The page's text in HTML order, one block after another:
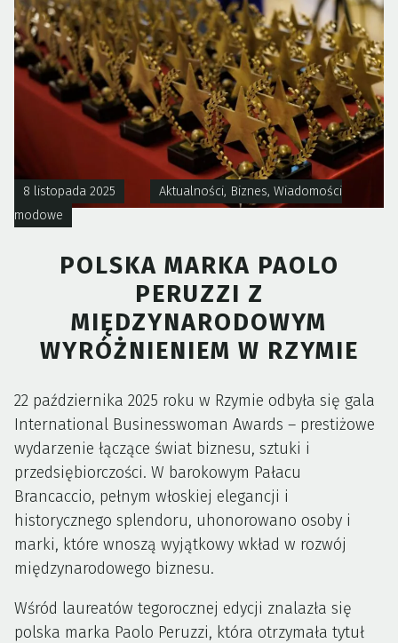
W
RZECZY,
KTÓRE
POSŁUŻĄ
NAM
PRZEZ
DEKADĘ?”
8 listopada 2025 Aktualności, Biznes, Wiadomości
modowe
POLSKA MARKA PAOLO
PERUZZI Z
MIĘDZYNARODOWYM
WYRÓŻNIENIEM W RZYMIE
22 października 2025 roku w Rzymie odbyła się gala
International Businesswoman Awards – prestiżowe
wydarzenie łączące świat biznesu, sztuki i
przedsiębiorczości. W barokowym Pałacu
Brancaccio, pełnym włoskiej elegancji i
historycznego splendoru, uhonorowano osoby i
marki, które wnoszą wyjątkowy wkład w rozwój
międzynarodowego biznesu.
Wśród laureatów tegorocznej edycji znalazła się
polska marka Paolo Peruzzi, która otrzymała tytuł